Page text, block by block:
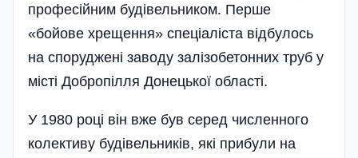
професійним будівельником. Перше
«бойове хрещення» спеціаліста відбулось
на споруджені заводу залізобетонних труб у
місті Добропілля Донецької області.
У 1980 році він вже був серед численного
колективу будівельників, які прибули на